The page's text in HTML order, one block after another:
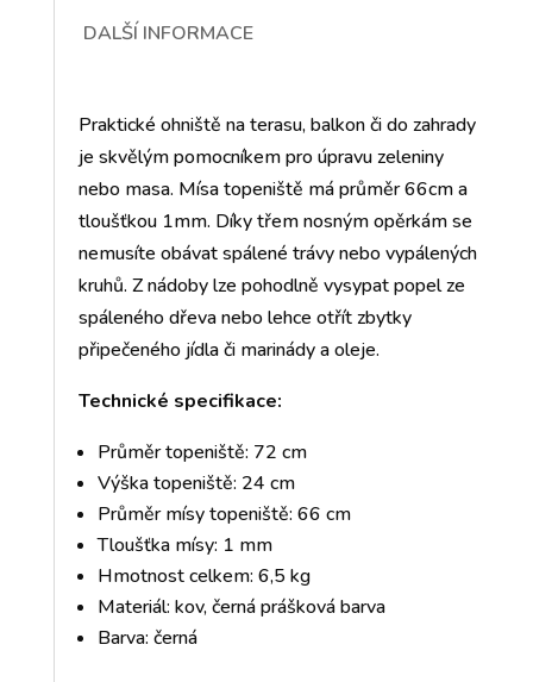
DALŠÍ INFORMACE
Praktické ohniště na terasu, balkon či do zahrady
je skvělým pomocníkem pro úpravu zeleniny
nebo masa. Mísa topeniště má průměr 66cm a
tloušťkou 1mm. Díky třem nosným opěrkám se
nemusíte obávat spálené trávy nebo vypálených
kruhů. Z nádoby lze pohodlně vysypat popel ze
spáleného dřeva nebo lehce otřít zbytky
připečeného jídla či marinády a oleje.
Technické specifikace:
Průměr topeniště: 72 cm
Výška topeniště: 24 cm
Průměr mísy topeniště: 66 cm
Tloušťka mísy: 1 mm
Hmotnost celkem: 6,5 kg
Materiál: kov, černá prášková barva
Barva: černá